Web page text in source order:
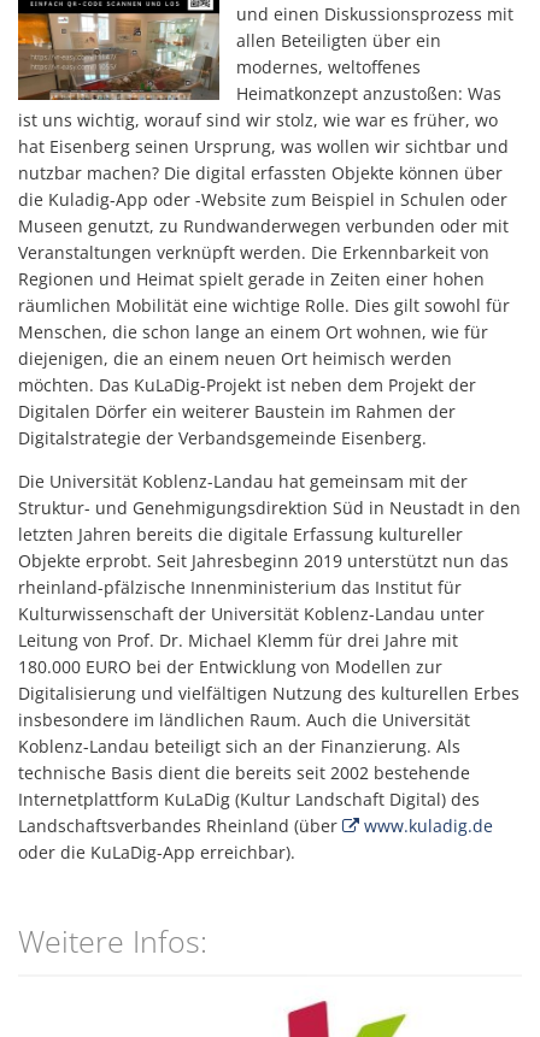
und einen Diskussionsprozess mit
allen Beteiligten über ein
modernes, weltoffenes
Heimatkonzept anzustoßen: Was
ist uns wichtig, worauf sind wir stolz, wie war es früher, wo
hat Eisenberg seinen Ursprung, was wollen wir sichtbar und
nutzbar machen? Die digital erfassten Objekte können über
die Kuladig-App oder -Website zum Beispiel in Schulen oder
Museen genutzt, zu Rundwanderwegen verbunden oder mit
Veranstaltungen verknüpft werden. Die Erkennbarkeit von
Regionen und Heimat spielt gerade in Zeiten einer hohen
räumlichen Mobilität eine wichtige Rolle. Dies gilt sowohl für
Menschen, die schon lange an einem Ort wohnen, wie für
diejenigen, die an einem neuen Ort heimisch werden
möchten. Das KuLaDig-Projekt ist neben dem Projekt der
Digitalen Dörfer ein weiterer Baustein im Rahmen der
Digitalstrategie der Verbandsgemeinde Eisenberg.
Die Universität Koblenz-Landau hat gemeinsam mit der
Struktur- und Genehmigungsdirektion Süd in Neustadt in den
letzten Jahren bereits die digitale Erfassung kultureller
Objekte erprobt. Seit Jahresbeginn 2019 unterstützt nun das
rheinland-pfälzische Innenministerium das Institut für
Kulturwissenschaft der Universität Koblenz-Landau unter
Leitung von Prof. Dr. Michael Klemm für drei Jahre mit
180.000 EURO bei der Entwicklung von Modellen zur
Digitalisierung und vielfältigen Nutzung des kulturellen Erbes
insbesondere im ländlichen Raum. Auch die Universität
Koblenz-Landau beteiligt sich an der Finanzierung. Als
technische Basis dient die bereits seit 2002 bestehende
Internetplattform KuLaDig (Kultur Landschaft Digital) des
Landschaftsverbandes Rheinland (über
www.kuladig.de
oder die KuLaDig-App erreichbar).
Weitere Infos: